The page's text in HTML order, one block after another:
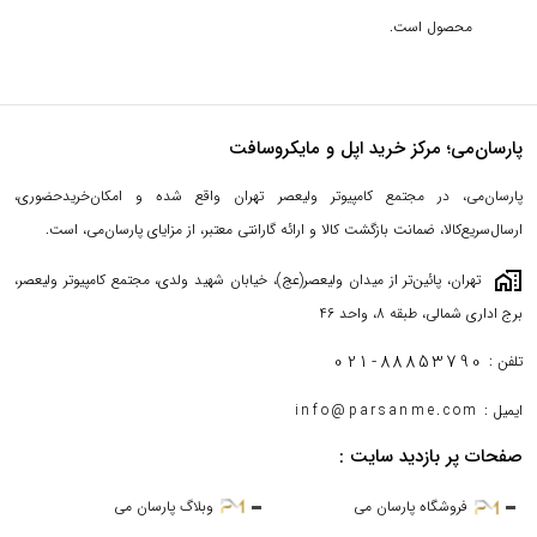
2020: طراحی
محصول است.
پارسان‌می؛ مرکز خرید اپل و مایکروسافت
پارسان‌می، در مجتمع کامپیوتر ولیعصر تهران واقع شده و امکان‌خریدحضوری،
ارسال‌سریع‌کالا، ضمانت بازگشت کالا و ارائه گارانتی معتبر، از مزایای پارسان‌می، است.
maps_home_work
تهران، پائین‌تر از میدان ولیعصر(عج)، خیابان شهید ولدی، مجتمع کامپیوتر ولیعصر،
برج اداری شمالی، طبقه 8، واحد 46
تلفن : 021-88853790
ایمیل : info@parsanme.com
صفحات پر بازدید سایت :
فروشگاه پارسان می وبلاگ پارسان می